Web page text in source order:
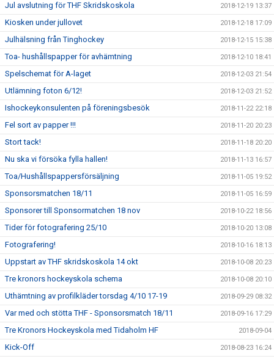
Jul avslutning för THF Skridskoskola 2018-12-19 13:37
Kiosken under jullovet 2018-12-18 17:09
Julhälsning från Tinghockey 2018-12-15 15:38
Toa- hushållspapper för avhämtning 2018-12-10 18:41
Spelschemat för A-laget 2018-12-03 21:54
Utlämning foton 6/12! 2018-12-03 21:52
Ishockeykonsulenten på föreningsbesök 2018-11-22 22:18
Fel sort av papper !!! 2018-11-20 20:23
Stort tack! 2018-11-18 20:20
Nu ska vi försöka fylla hallen! 2018-11-13 16:57
Toa/Hushållspappersförsäljning 2018-11-05 19:52
Sponsorsmatchen 18/11 2018-11-05 16:59
Sponsorer till Sponsormatchen 18 nov 2018-10-22 18:56
Tider för fotografering 25/10 2018-10-20 13:08
Fotografering! 2018-10-16 18:13
Uppstart av THF skridskoskola 14 okt 2018-10-08 20:23
Tre kronors hockeyskola schema 2018-10-08 20:10
Uthämtning av profilkläder torsdag 4/10 17-19 2018-09-29 08:32
Var med och stötta THF - Sponsorsmatch 18/11 2018-09-16 17:29
Tre Kronors Hockeyskola med Tidaholm HF 2018-09-04
Kick-Off 2018-08-23 16:24